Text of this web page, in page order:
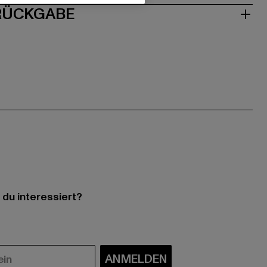
interessiert?
ANMELDEN